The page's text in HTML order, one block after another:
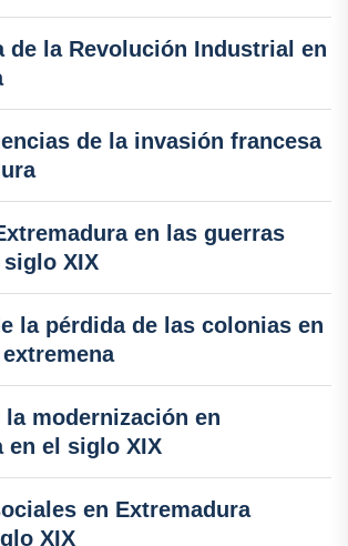
de la Revolución Industrial en
de la invasión francesa
en las guerras
XIX
la pérdida de las colonias en
modernización en
en el siglo XIX
en Extremadura
XIX